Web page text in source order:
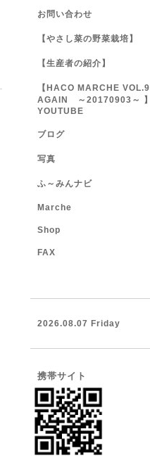
お問い合わせ
【やさし菜の野菜栽培】
【生産者の紹介】
【HACO MARCHE VOL.9
AGAIN ～20170903～ 】
YOUTUBE
ブログ
写真
ふ～みんナビ
Marche
Shop
FAX
2026.08.07 Friday
携帯サイト